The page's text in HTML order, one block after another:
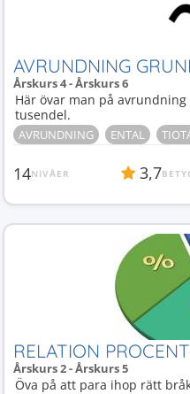
AVRUNDNING
Årskurs 4 - Årskurs 6
Här övar man på
tusendel.
AVRUNDNING ENTAL
14NIVÅER 3,7
RELATION
Årskurs 2 - Årskurs 5
Öva på att para ihop rätt